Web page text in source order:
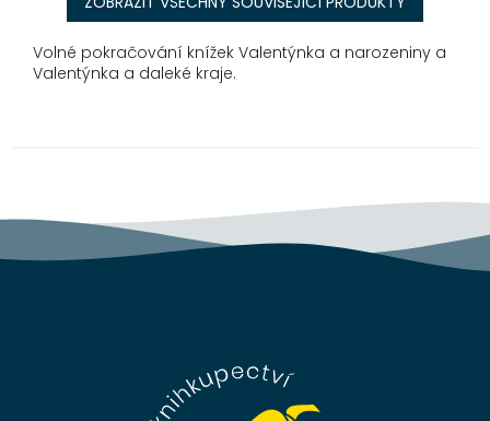
Volné pokračování knížek Valentýnka a narozeniny a
Valentýnka a daleké kraje.